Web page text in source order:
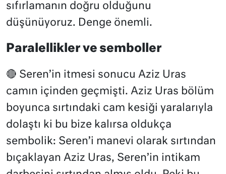
sıfırlamanın doğru olduğunu
düşünüyoruz. Denge önemli.
Paralellikler ve semboller
🔴 Seren’in itmesi sonucu Aziz Uras
camın içinden geçmişti. Aziz Uras bölüm
boyunca sırtındaki cam kesiği yaralarıyla
dolaştı ki bu bize kalırsa oldukça
sembolik: Seren’i manevi olarak sırtından
bıçaklayan Aziz Uras, Seren’in intikam